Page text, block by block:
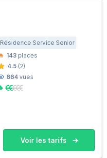
Résidence Service Senior
143 places
4.5 (2)
664 vues
Voir les tarifs